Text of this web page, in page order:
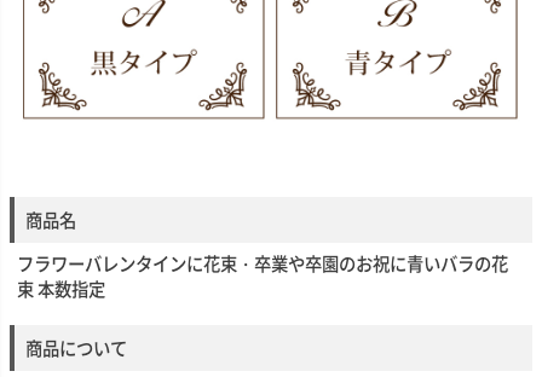
商品名
フラワーバレンタインに花束・卒業や卒園のお祝に青いバラの花
束 本数指定
商品について